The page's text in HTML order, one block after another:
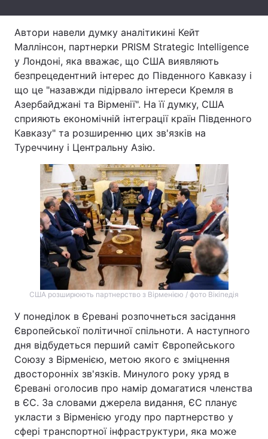
Тема оформлення
Автори навели думку аналітикині Кейт
Маллінсон, партнерки PRISM Strategic Intelligence
у Лондоні, яка вважає, що США виявляють
безпрецедентний інтерес до Південного Кавказу і
що це "назавжди підірвало інтереси Кремля в
Азербайджані та Вірменії". На її думку, США
сприяють економічній інтеграції країн Південного
Кавказу" та розширенню цих зв'язків на
Туреччину і Центральну Азію.
США розширюють партнерство з Вірменією / фото Вікіпедія
У понеділок в Єревані розпочнеться засідання
Європейської політичної спільноти. А наступного
дня відбудеться перший саміт Європейського
Союзу з Вірменією, метою якого є зміцнення
двосторонніх зв'язків. Минулого року уряд в
Єревані оголосив про намір домагатися членства
в ЄС. За словами джерела видання, ЄС планує
укласти з Вірменією угоду про партнерство у
сфері транспортної інфраструктури, яка може